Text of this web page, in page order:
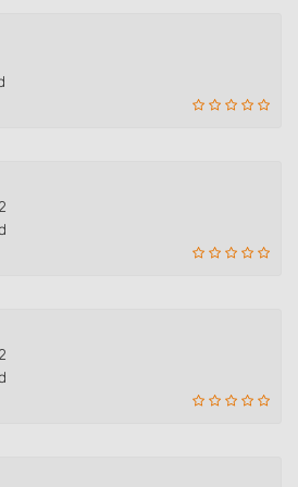
through statistics
from different
content